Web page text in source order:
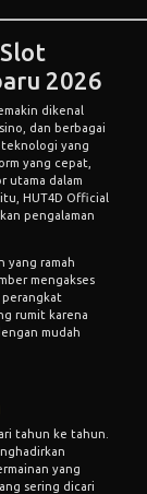
2026
dikenal
dan berbagai
yang
yang cepat,
utama dalam
HUT4D Official
pengalaman
yang ramah
mengakses
perangkat
rumit karena
mudah
tahun ke tahun.
yang
sering dicari